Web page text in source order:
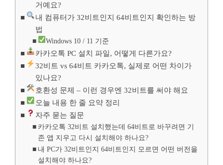
거예요?
내 컴퓨터가 32비트인지 64비트인지 확인하는 방
법
Windows 10 / 11 기준
카카오톡 PC 설치 파일, 어떻게 다른가요?
32비트 vs 64비트 카카오톡, 실제로 어떤 차이가
있나요?
호환성 문제 – 이런 경우엔 32비트를 써야 해요
오늘 내용 한 줄 요약 정리
자주 묻는 질문
카카오톡 32비트 설치했는데 64비트로 바꾸려면 기
존 앱 지우고 다시 설치해야 하나요?
내 PC가 32비트인지 64비트인지 모르면 어떤 버전을
설치해야 하나요?